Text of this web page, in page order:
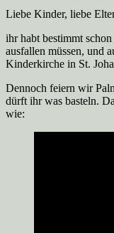
Liebe Kinder, liebe
ihr habt bestimmt
ausfallen müssen, und
Kinderkirche in St.
Dennoch feiern wir
dürft ihr was basteln.
wie: